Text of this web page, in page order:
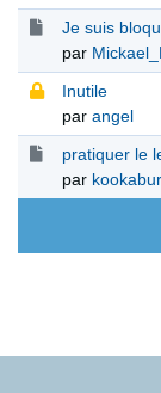
Je suis
par
Inutile
par angel
pratiquer le
par